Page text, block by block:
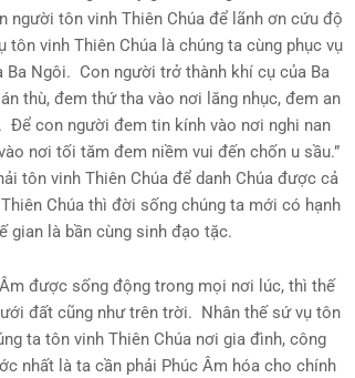
tôn vinh Thiên Chúa để lãnh ơn cứu độ
vinh Thiên Chúa là chúng ta cùng phục vụ
Ba Ngôi. Con người trở thành khí cụ của Ba
thù, đem thứ tha vào nơi lăng nhục, đem an
Để con người đem tin kính vào nơi nghi nan
nơi tối tăm đem niềm vui đến chốn u sầu.”
tôn vinh Thiên Chúa để danh Chúa được cả
Chúa thì đời sống chúng ta mới có hạnh
gian là bần cùng sinh đạo tặc.
được sống động trong mọi nơi lúc, thì thế
đất cũng như trên trời. Nhân thế sứ vụ tôn
ta tôn vinh Thiên Chúa nơi gia đình, công
nhất là ta cần phải Phúc Âm hóa cho chính